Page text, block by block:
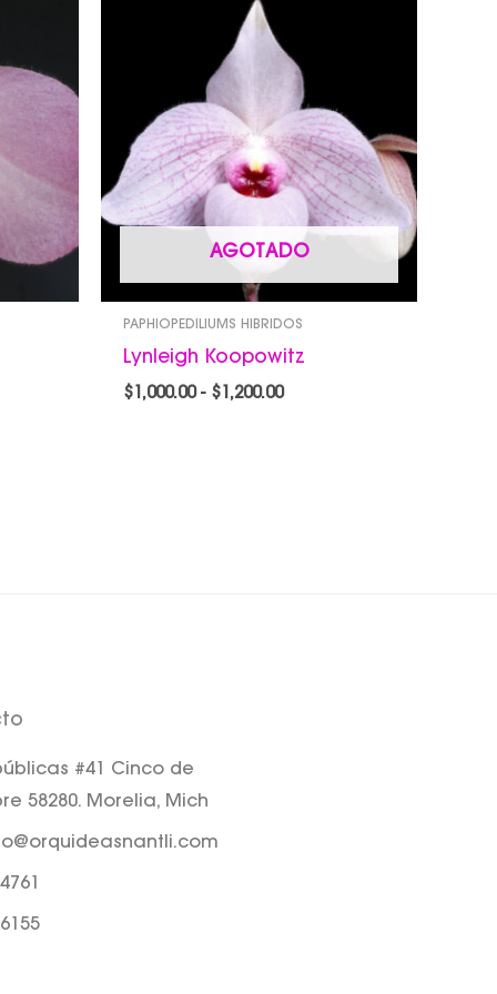
AGOTADO
PAPHIOPEDILIUMS HIBRIDOS
Lynleigh Koopowitz
$ 1,000.00 - $ 1,200.00
desde
$1,000.00
hasta
$1,200.00
#41 Cinco de
58280. Morelia, Mich